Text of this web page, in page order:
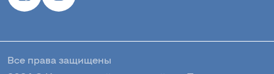
Все права защищены